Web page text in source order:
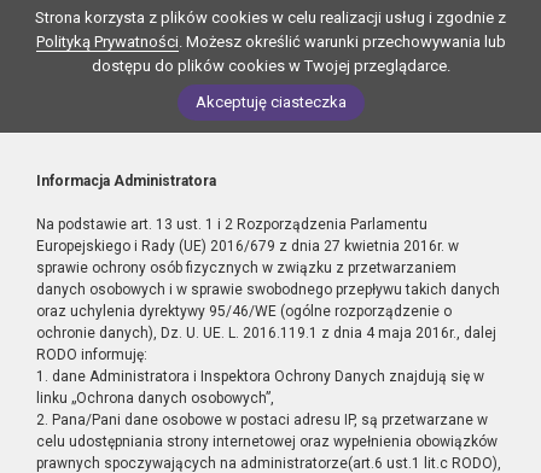
Strona korzysta z plików cookies w celu realizacji usług i zgodnie z
Polityką Prywatności. Możesz określić warunki przechowywania lub
dostępu do plików cookies w Twojej przeglądarce.
Akceptuję ciasteczka
Informacja Administratora
Na podstawie art. 13 ust. 1 i 2 Rozporządzenia Parlamentu
Europejskiego i Rady (UE) 2016/679 z dnia 27 kwietnia 2016r. w
sprawie ochrony osób fizycznych w związku z przetwarzaniem
danych osobowych i w sprawie swobodnego przepływu takich danych
oraz uchylenia dyrektywy 95/46/WE (ogólne rozporządzenie o
ochronie danych), Dz. U. UE. L. 2016.119.1 z dnia 4 maja 2016r., dalej
RODO informuję:
1. dane Administratora i Inspektora Ochrony Danych znajdują się w
linku „Ochrona danych osobowych”,
2. Pana/Pani dane osobowe w postaci adresu IP, są przetwarzane w
celu udostępniania strony internetowej oraz wypełnienia obowiązków
prawnych spoczywających na administratorze(art.6 ust.1 lit.c RODO),